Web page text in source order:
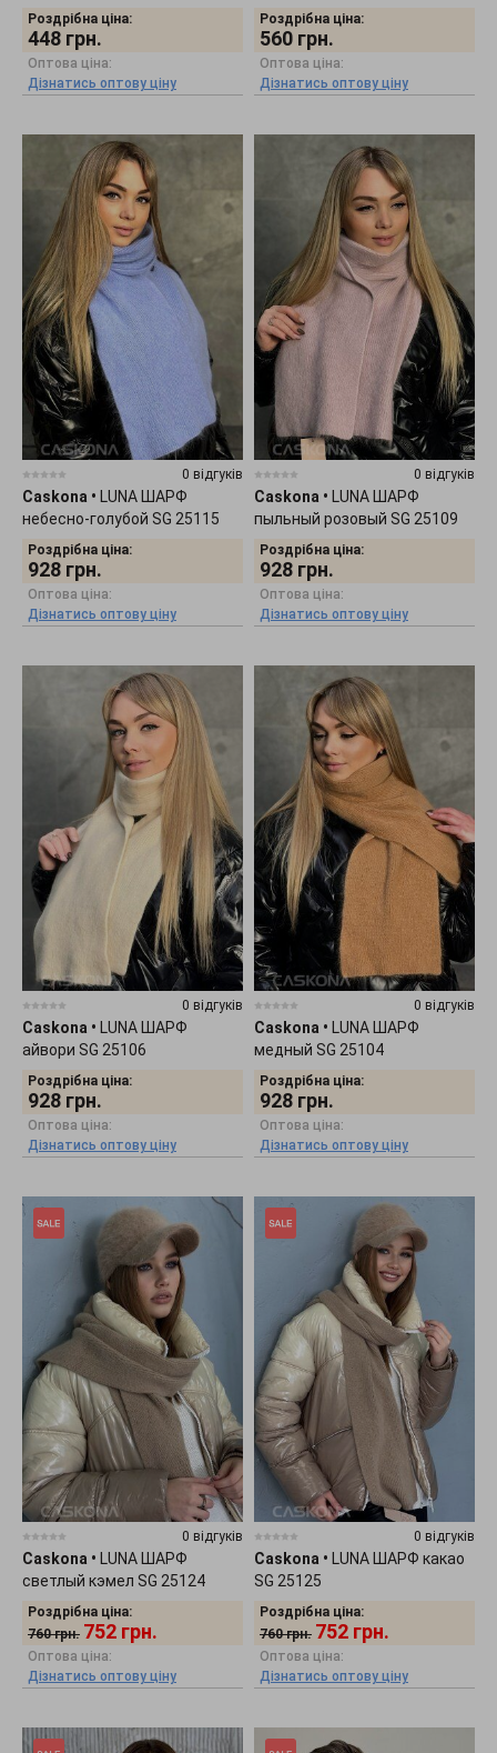
CS 33104
Роздрібна ціна:
448 грн.
Оптова ціна:
Дізнатись оптову ціну
Роздрібна ціна:
560 грн.
Оптова ціна:
Дізнатись оптову ціну
0 відгуків
Caskona •
LUNA ШАРФ
небесно-голубой SG 25115
Роздрібна ціна:
928 грн.
Оптова ціна:
Дізнатись оптову ціну
0 відгуків
Caskona •
LUNA ШАРФ
пыльный розовый SG 25109
Роздрібна ціна:
928 грн.
Оптова ціна:
Дізнатись оптову ціну
0 відгуків
Caskona •
LUNA ШАРФ
айвори SG 25106
Роздрібна ціна:
928 грн.
Оптова ціна:
Дізнатись оптову ціну
0 відгуків
Caskona •
LUNA ШАРФ
медный SG 25104
Роздрібна ціна:
928 грн.
Оптова ціна:
Дізнатись оптову ціну
0 відгуків
Caskona •
LUNA ШАРФ
светлый кэмел SG 25124
Роздрібна ціна:
760 грн. 752 грн.
Оптова ціна:
Дізнатись оптову ціну
0 відгуків
Caskona •
LUNA ШАРФ какао
SG 25125
Роздрібна ціна:
760 грн. 752 грн.
Оптова ціна:
Дізнатись оптову ціну